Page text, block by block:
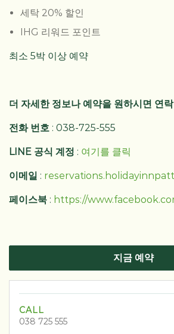
세탁 20% 할인
IHG 리워드 포인트
최소 5박 이상 예약
더 자세한 정보나 예약을 원하시면 연
전화 번호 : 038-725-555
LINE 공식 계정 : 여기를 클릭
이메일 :
페이스북 : https://
지금 예약
CALL
038 725 555